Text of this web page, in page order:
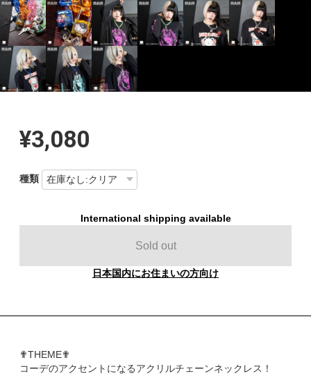
¥3,080
種類
International shipping available
Sold out
日本国内にお住まいの方向け
✟THEME✟
コーデのアクセントになるアクリルチェーンネックレス！